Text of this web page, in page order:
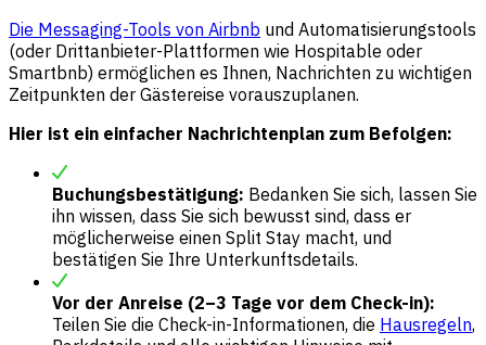
Die Messaging-Tools von Airbnb und Automatisierungstools
(oder Drittanbieter-Plattformen wie Hospitable oder
Smartbnb) ermöglichen es Ihnen, Nachrichten zu wichtigen
Zeitpunkten der Gästereise vorauszuplanen.
Hier ist ein einfacher Nachrichtenplan zum Befolgen:
Buchungsbestätigung: Bedanken Sie sich, lassen Sie
ihn wissen, dass Sie sich bewusst sind, dass er
möglicherweise einen Split Stay macht, und
bestätigen Sie Ihre Unterkunftsdetails.
Vor der Anreise (2–3 Tage vor dem Check-in):
Teilen Sie die Check-in-Informationen, die Hausregeln,